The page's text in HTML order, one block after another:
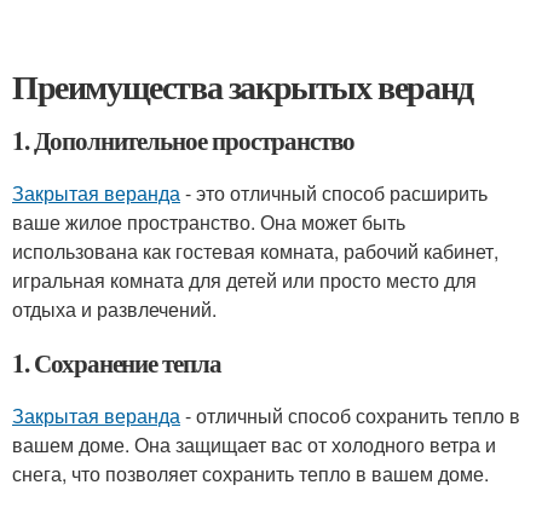
Преимущества закрытых веранд
1. Дополнительное пространство
Закрытая веранда- это отличный способ расширить
ваше жилое пространство. Она может быть
использована как гостевая комната, рабочий кабинет,
игральная комната для детей или просто место для
отдыха и развлечений.
1. Сохранение тепла
Закрытая веранда- отличный способ сохранить тепло в
вашем доме. Она защищает вас от холодного ветра и
снега, что позволяет сохранить тепло в вашем доме.